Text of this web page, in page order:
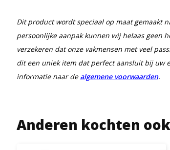
Dit product wordt speciaal op maat gemaakt
persoonlijke aanpak kunnen wij helaas geen
verzekeren dat onze vakmensen met veel
dit een uniek item dat perfect aansluit bij uw
informatie naar de algemene voorwaarden.
Anderen kochten ook